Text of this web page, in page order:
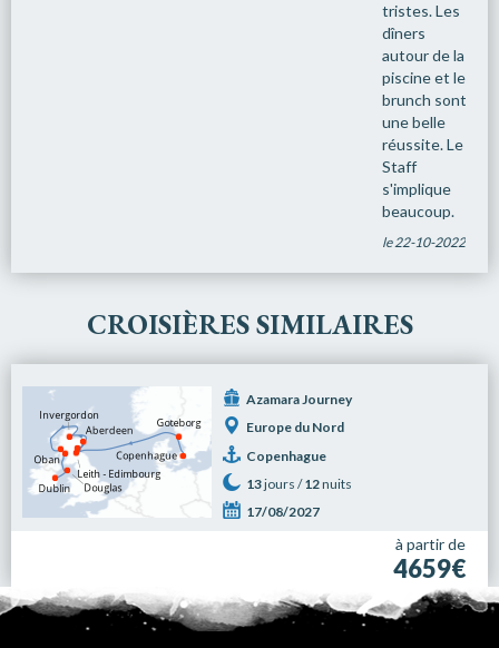
tristes. Les
dîners
autour de la
piscine et le
brunch sont
une belle
réussite. Le
Staff
s'implique
beaucoup.
le 22-10-2022
CROISIÈRES SIMILAIRES
Azamara Journey
Europe du Nord
Copenhague
13jours /12nuits
17/08/2027
à partir de
4659€